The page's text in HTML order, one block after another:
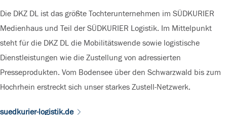
Die DKZ DL ist das größte Tochterunternehmen im SÜDKURIER
Medienhaus und Teil der SÜDKURIER Logistik. Im Mittelpunkt
steht für die DKZ DL die Mobilitätswende sowie logistische
Dienstleistungen wie die Zustellung von adressierten
Presseprodukten. Vom Bodensee über den Schwarzwald bis zum
Hochrhein erstreckt sich unser starkes Zustell-Netzwerk.
suedkurier-logistik.de